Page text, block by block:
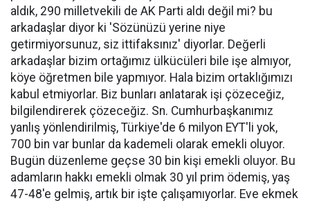
aldık, 290 milletvekili de AK Parti aldı değil mi? bu
arkadaşlar diyor ki 'Sözünüzü yerine niye
getirmiyorsunuz, siz ittifaksınız' diyorlar. Değerli
arkadaşlar bizim ortağımız ülkücüleri bile işe almıyor,
köye öğretmen bile yapmıyor. Hala bizim ortaklığımızı
kabul etmiyorlar. Biz bunları anlatarak işi çözeceğiz,
bilgilendirerek çözeceğiz. Sn. Cumhurbaşkanımız
yanlış yönlendirilmiş, Türkiye'de 6 milyon EYT'li yok,
700 bin var bunlar da kademeli olarak emekli oluyor.
Bugün düzenleme geçse 30 bin kişi emekli oluyor. Bu
adamların hakkı emekli olmak 30 yıl prim ödemiş, yaş
47-48'e gelmiş, artık bir işte çalışamıyorlar. Eve ekmek